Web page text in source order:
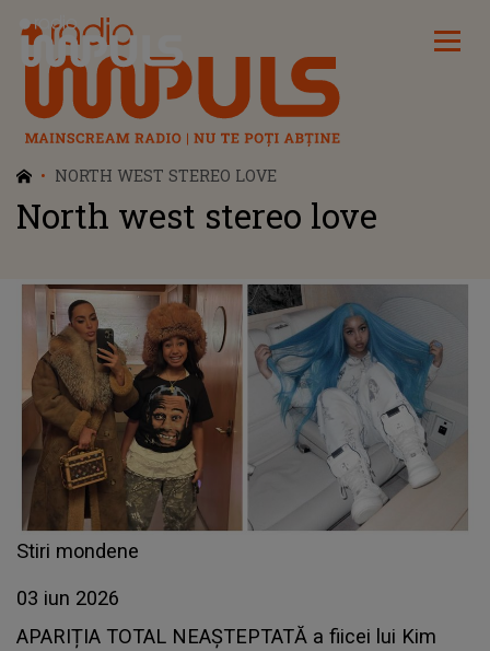
Radio Impuls
NORTH WEST STEREO LOVE
North west stereo love
Stiri mondene
03 iun 2026
APARIȚIA TOTAL NEAȘTEPTATĂ a fiicei lui Kim